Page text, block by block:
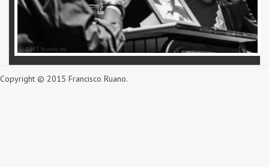
Copyright © 2015 Francisco Ruano.